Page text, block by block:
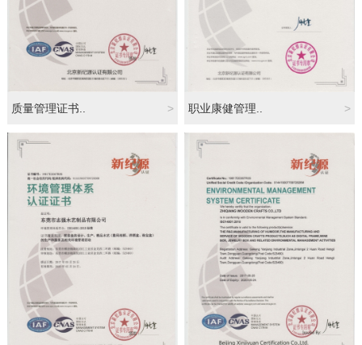
质量管理证书.. > 职业康健管理.. >